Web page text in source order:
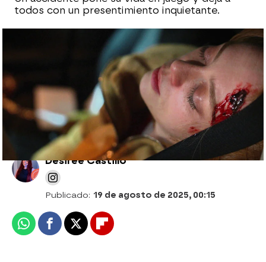
todos con un presentimiento inquietante.
Un parto de urgencia hace que Bahar
rompa sus miedos y recupere la
confianza como médica
Desirée Castillo
Publicado: 19 de agosto de 2025, 00:15
WhatsappFacebook
X Flipboard